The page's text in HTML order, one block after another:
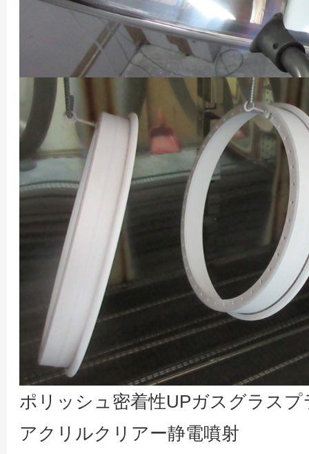
ポリッシュ密着性UPガスグラス
アクリルクリアー静電噴射